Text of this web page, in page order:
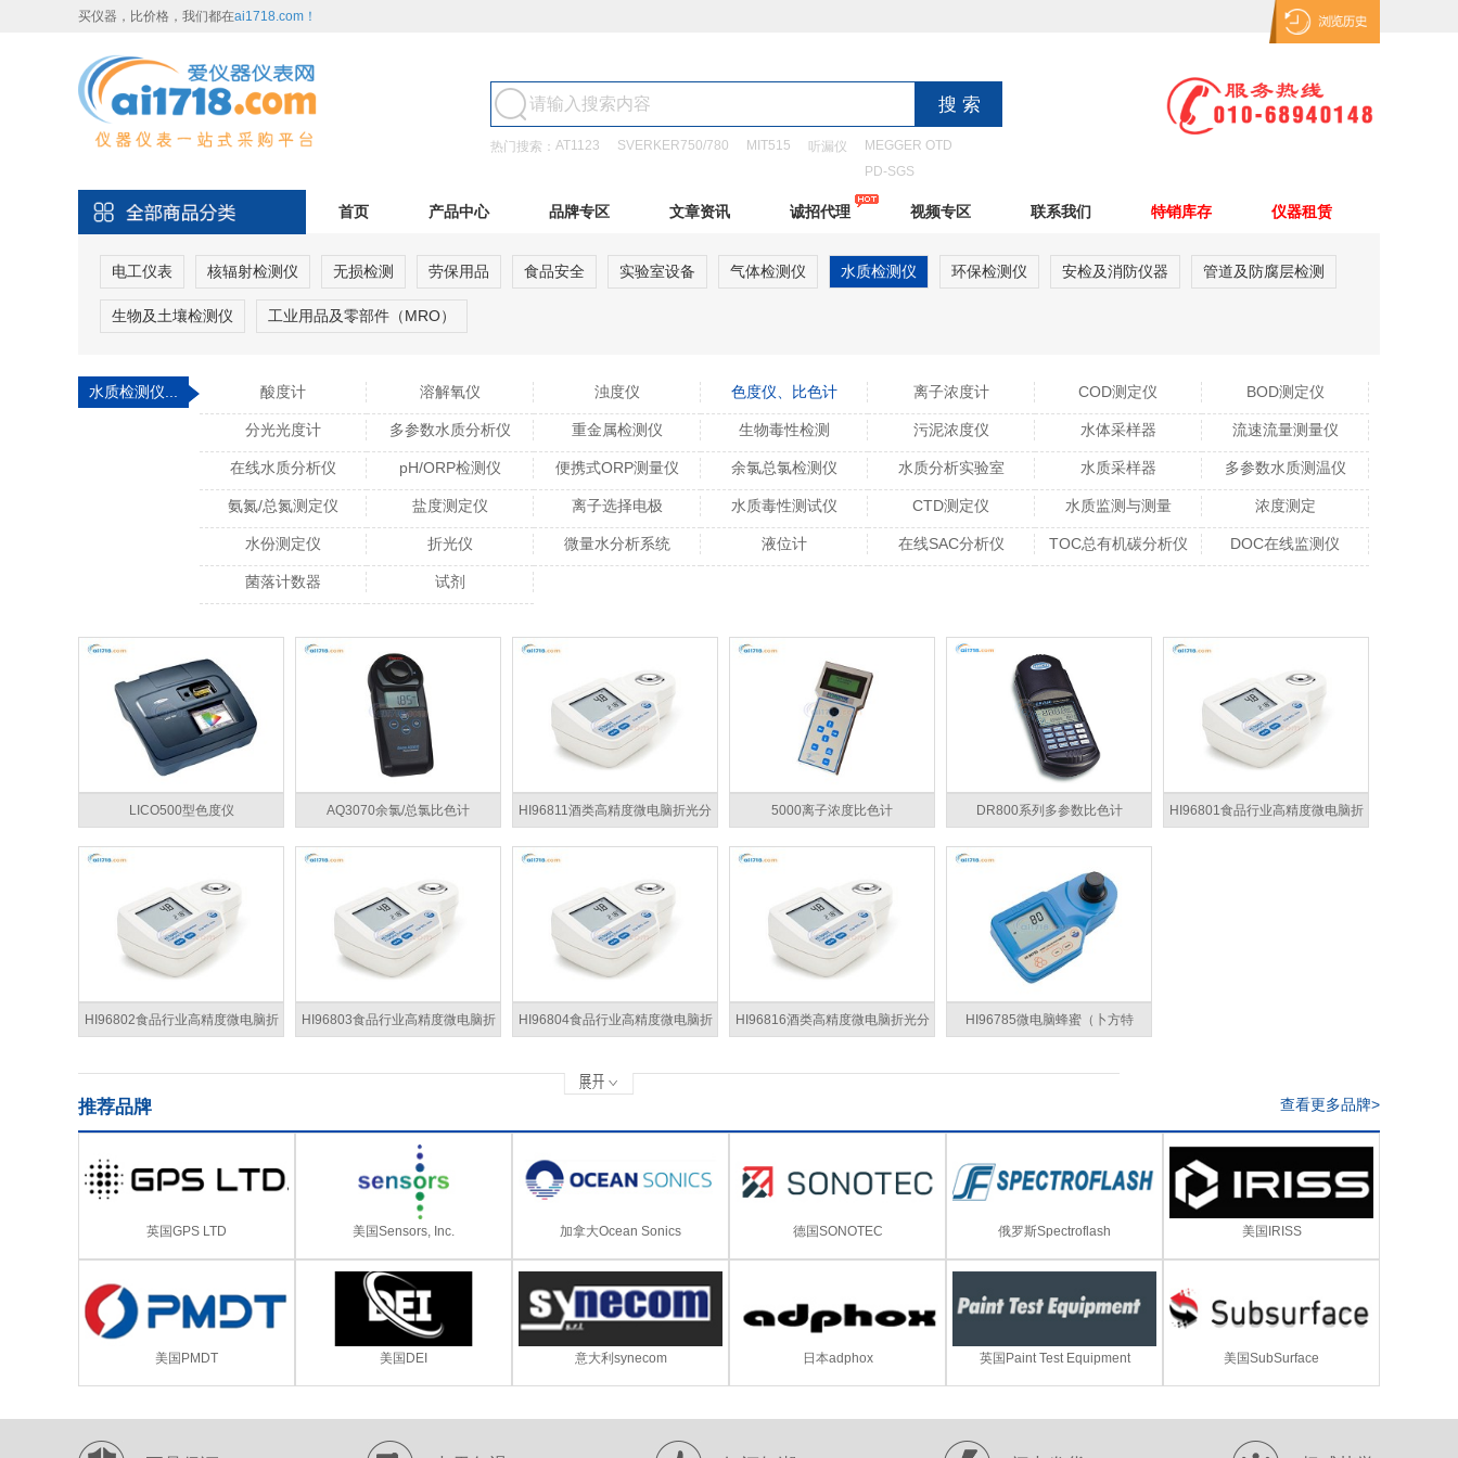
买仪器，比价格，我们都在ai1718.com！
热门搜索： AT1123 SVERKER750/780 MIT515 听漏仪
MEGGER OTD
PD-SGS
首页 产品中心 品牌专区 文章资讯 诚招代理 视频专区 联系我们 特销库存 仪器租赁
电工仪表 核辐射检测仪 无损检测 劳保用品 食品安全 实验室设备 气体检测仪 水质检测仪 环保检测仪 安检及消防仪器 管道及防腐层检测
生物及土壤检测仪 工业用品及零部件（MRO）
水质检测仪... 酸度计 溶解氧仪 浊度仪 色度仪、比色计 离子浓度计 COD测定仪 BOD测定仪
分光光度计 多参数水质分析仪 重金属检测仪 生物毒性检测 污泥浓度仪 水体采样器 流速流量测量仪
在线水质分析仪 pH/ORP检测仪 便携式ORP测量仪 余氯总氯检测仪 水质分析实验室 水质采样器 多参数水质测温仪
氨氮/总氮测定仪 盐度测定仪 离子选择电极 水质毒性测试仪 CTD测定仪 水质监测与测量 浓度测定
水份测定仪 折光仪 微量水分析系统 液位计 在线SAC分析仪 TOC总有机碳分析仪 DOC在线监测仪
菌落计数器 试剂
LICO500型色度仪 AQ3070余氯/总氯比色计 HI96811酒类高精度微电脑折光分
析仪
5000离子浓度比色计 DR800系列多参数比色计 HI96801食品行业高精度微电脑折
HI96802食品行业高精度微电脑折 HI96803食品行业高精度微电脑折 HI96804食品行业高精度微电脑折 HI96816酒类高精度微电脑折光分 HI96785微电脑蜂蜜（卜方特
推荐品牌 查看更多品牌>
英国GPS LTD 美国Sensors, Inc. 加拿大Ocean Sonics 德国SONOTEC 俄罗斯Spectroflash 美国IRISS
美国PMDT 美国DEI 意大利synecom 日本adphox 英国Paint Test Equipment 美国SubSurface